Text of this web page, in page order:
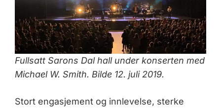
Fullsatt Sarons Dal hall under konserten med
Michael W. Smith. Bilde 12. juli 2019.
Stort engasjement og innlevelse, sterke